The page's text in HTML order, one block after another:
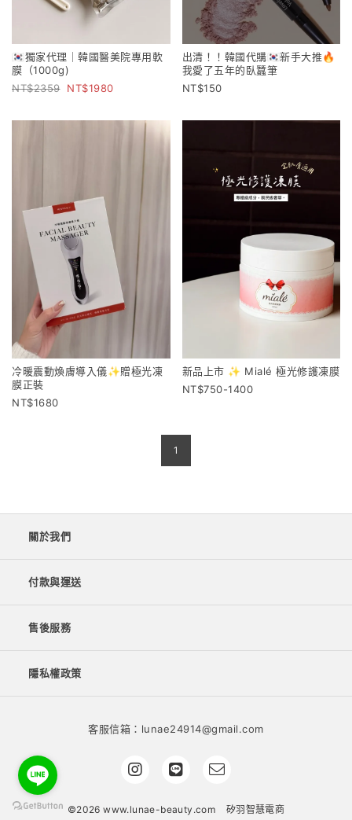
🇰🇷獨家代理｜韓國醫美院專用軟
膜（1000g)
2359
1980
出清！！韓國代購🇰🇷新手大推🔥
我愛了五年的臥蠶筆
150
冷暖震動煥膚導入儀✨贈極光凍
膜正裝
1680
新品上市 ✨ Mialé 極光修護凍膜
750-1400
1
關於我們
付款與運送
售後服務
隱私權政策
客服信箱：lunae24914@gmail.com
©2026 www.lunae-beauty.com 矽羽智慧電商